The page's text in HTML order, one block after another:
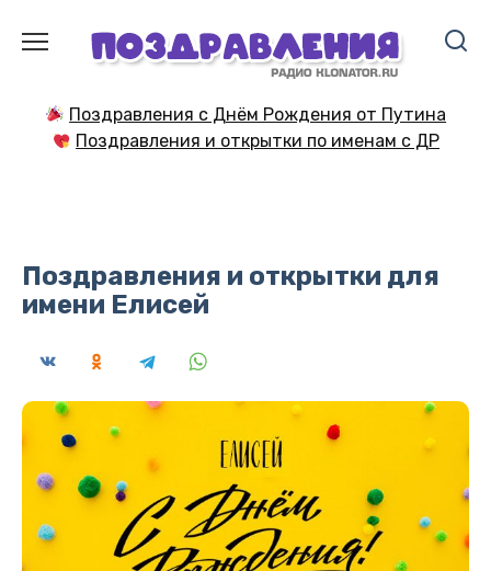
содержанию
Поздравления с Днём Рождения от Путина
Поздравления и открытки по именам с ДР
Поздравления и открытки для
имени Елисей